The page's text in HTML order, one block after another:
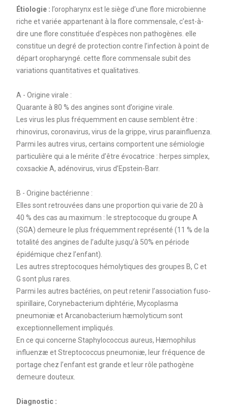
Étiologie : l’oropharynx est le siège d’une flore microbienne
riche et variée appartenant à la flore commensale, c’est-à-
dire une flore constituée d’espèces non pathogènes. elle
constitue un degré de protection contre l’infection à point de
départ oropharyngé. cette flore commensale subit des
variations quantitatives et qualitatives.
A - Origine virale :
Quarante à 80 % des angines sont d’origine virale.
Les virus les plus fréquemment en cause semblent être :
rhinovirus, coronavirus, virus de la grippe, virus parainfluenza.
Parmi les autres virus, certains comportent une sémiologie
particulière qui a le mérite d’être évocatrice : herpes simplex,
coxsackie A, adénovirus, virus d’Epstein-Barr.
B - Origine bactérienne :
Elles sont retrouvées dans une proportion qui varie de 20 à
40 % des cas au maximum : le streptocoque du groupe A
(SGA) demeure le plus fréquemment représenté (11 % de la
totalité des angines de l’adulte jusqu’à 50% en période
épidémique chez l’enfant).
Les autres streptocoques hémolytiques des groupes B, C et
G sont plus rares.
Parmi les autres bactéries, on peut retenir l’association fuso-
spirillaire, Corynebacterium diphtérie, Mycoplasma
pneumoniæ et Arcanobacterium hæmolyticum sont
exceptionnellement impliqués.
En ce qui concerne Staphylococcus aureus, Hæmophilus
influenzæ et Streptococcus pneumoniæ, leur fréquence de
portage chez l’enfant est grande et leur rôle pathogène
demeure douteux.
Diagnostic :